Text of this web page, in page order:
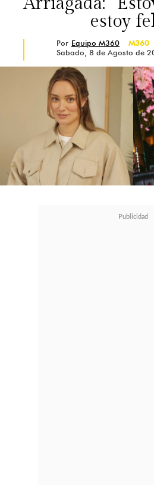
recuerden que
especial (mi
con ustedes y
cerró.
estoy
Por Equipo M360
M360
Sabado, 8 de Agosto de